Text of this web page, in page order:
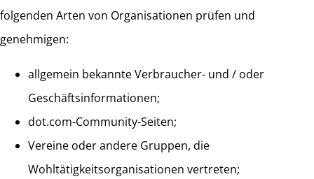
folgenden Arten von Organisationen prüfen und
genehmigen:
allgemein bekannte Verbraucher- und / oder
Geschäftsinformationen;
dot.com-Community-Seiten;
Vereine oder andere Gruppen, die
Wohltätigkeitsorganisationen vertreten;